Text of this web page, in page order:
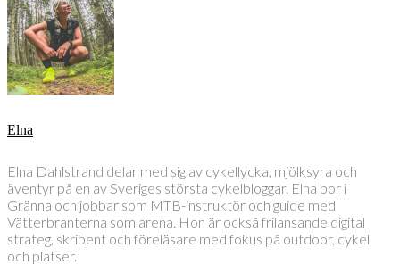
Elna
Elna Dahlstrand delar med sig av cykellycka, mjölksyra och
äventyr på en av Sveriges största cykelbloggar. Elna bor i
Gränna och jobbar som MTB-instruktör och guide med
Vätterbranterna som arena. Hon är också frilansande digital
strateg, skribent och föreläsare med fokus på outdoor, cykel
och platser.